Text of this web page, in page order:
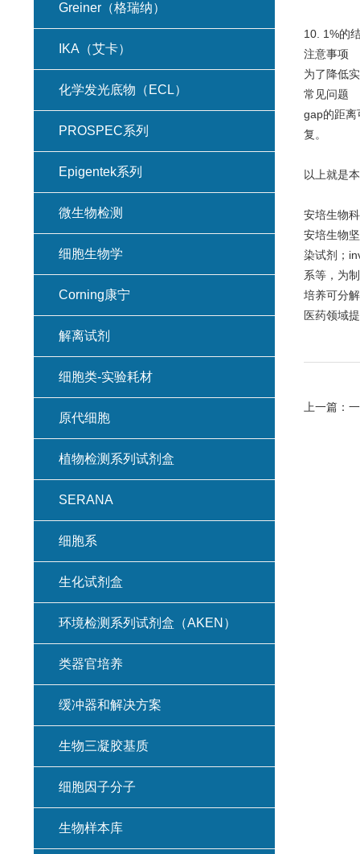
10. 1%的
注意事项
为了降低
常见问题
gap的距离
复。
以上就是
安培生物
安培生物
染试剂；
系等，为
培养可分
医药领域
上一篇：
Greiner（格瑞纳）
IKA（艾卡）
化学发光底物（ECL）
PROSPEC系列
Epigentek系列
微生物检测
细胞生物学
Corning康宁
解离试剂
细胞类-实验耗材
原代细胞
植物检测系列试剂盒
SERANA
细胞系
生化试剂盒
环境检测系列试剂盒（AKEN）
类器官培养
缓冲器和解决方案
生物三凝胶基质
细胞因子分子
生物样本库